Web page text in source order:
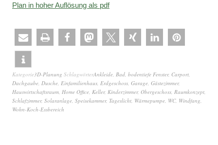
Plan in hoher Auflösung als pdf
Kategorie3D-Planung SchlagwörterAnkleide, Bad, bodentiefe Fenster, Carport,
Dachgaube, Dusche, Einfamilienhaus, Erdgeschoss, Garage, Gästezimmer,
Hauswirtschaftsraum, Home Office, Keller, Kinderzimmer, Obergeschoss, Raumkonzept,
Schlafzimmer, Solaranlage, Speisekammer, Tageslicht, Wärmepumpe, WC, Windfang,
Wohn-Koch-Essbereich